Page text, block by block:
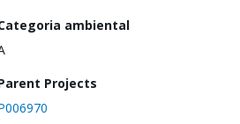
ambiental
Projects